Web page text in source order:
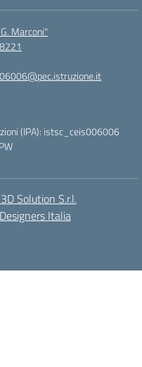
Marconi"
(IPA): istsc_ceis006006
Solution S.r.l.
Italia